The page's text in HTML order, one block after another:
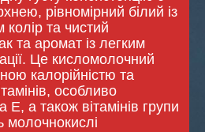
рівномірний білий із
колір та чистий
та аромат із легким
Це кисломолочний
калорійністю та
особливо
а також вітамінів групи